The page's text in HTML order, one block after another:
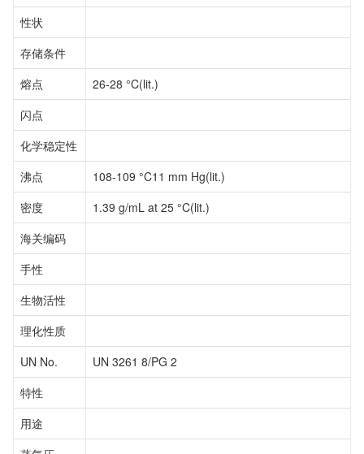
性状
存储条件
熔点
26-28 °C(lit.)
闪点
化学稳定性
沸点
108-109 °C11 mm Hg(lit.)
密度
1.39 g/mL at 25 °C(lit.)
海关编码
手性
生物活性
理化性质
UN No.
UN 3261 8/PG 2
特性
用途